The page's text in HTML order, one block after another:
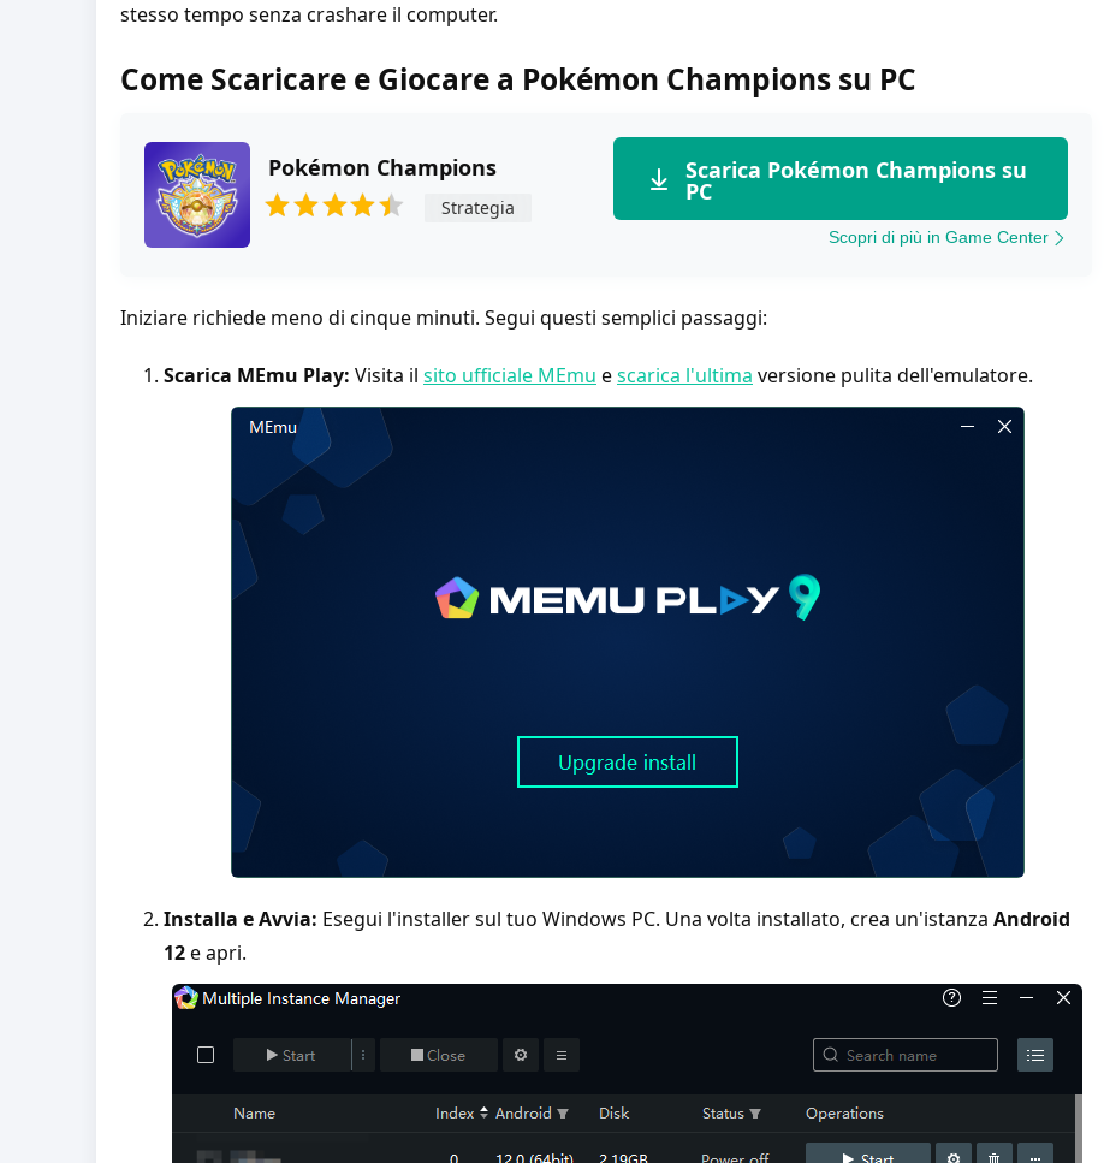
stesso tempo senza crashare il computer.
Come Scaricare e Giocare a Pokémon Champions su PC
Pokémon Champions
Strategia
Scarica Pokémon Champions su
PC
Scopri di più in Game Center
Iniziare richiede meno di cinque minuti. Segui questi semplici passaggi:
Scarica MEmu Play: Visita il sito ufficiale MEmu escarica l'ultima versione pulita dell'emulatore.
Installa e Avvia: Esegui l'installer sul tuo Windows PC. Una volta installato, crea un'istanza Android
12e apri.